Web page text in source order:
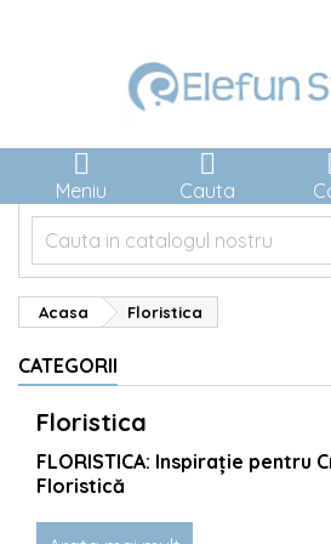

Meniu

Cauta
Acasa Floristica
CATEGORII
Floristica
FLORISTICA: Inspirație pentru
Floristică
Bine ați venit în universul